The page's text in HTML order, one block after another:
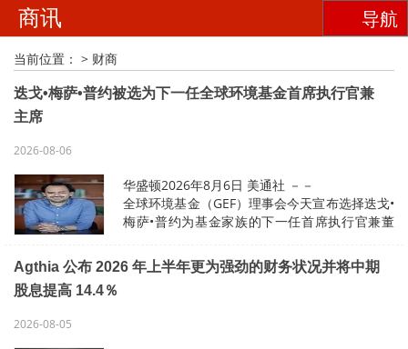
商讯 导航
当前位置： > 财商
迭戈•梅萨•普约被选为下一任全球环境基金首席执行官兼
主席
2026-08-06
华盛顿2026年8月6日 美通社 －－
全球环境基金（GEF）理事会今天宣布选择迭戈•
梅萨•普约为基金家族的下一任首席执行官兼董
国际领导者、哥伦比亚前能源和矿业部长梅萨•
普约的初始任期为四年，…
Agthia 公布 2026 年上半年更为强劲的财务状况并将中期
股息提高 14.4％
2026-08-05